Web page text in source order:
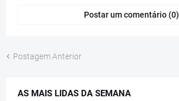
Postar um comentário (0)
Postagem Anterior
AS MAIS LIDAS DA SEMANA